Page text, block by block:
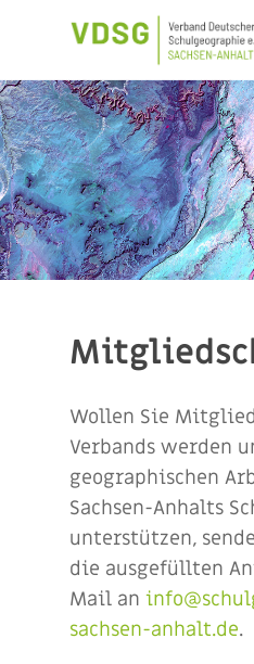
main
content
Wollen Sie
Verbands werden
geographischen
Sachsen-Anhalts
unterstützen,
die ausgefüllten
Mail an
sachsen-anhalt.de.